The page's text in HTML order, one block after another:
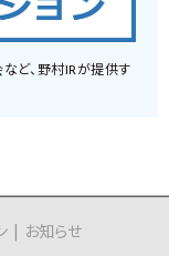
ど、野村IRが提供す
お知らせ